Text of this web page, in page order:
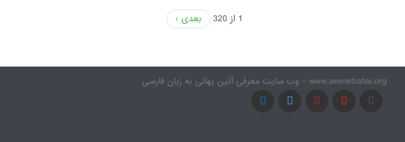
1 از 320
بعدی ›
www.aeenebahai.org - وب سایت معرفی آئین بهائی به زبان فارسی